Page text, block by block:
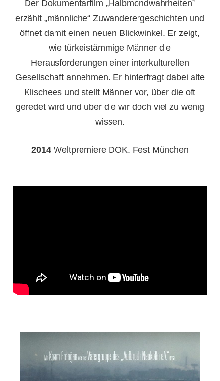
Der Dokumentarfilm „Halbmondwahrheiten”
erzählt „männliche“ Zuwanderergeschichten und
öffnet damit einen neuen Blickwinkel. Er zeigt,
wie türkeistämmige Männer die
Herausforderungen einer interkulturellen
Gesellschaft annehmen. Er hinterfragt dabei alte
Klischees und stellt Männer vor, über die oft
geredet wird und über die wir doch viel zu wenig
wissen.
2014Weltpremiere DOK. Fest München